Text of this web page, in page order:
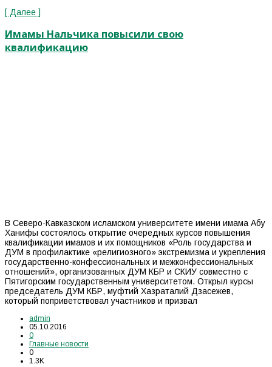
[ Далее ]
Имамы Нальчика повысили свою
квалификацию
В Северо-Кавказском исламском университете имени имама Абу
Ханифы состоялось открытие очередных курсов повышения
квалификации имамов и их помощников «Роль государства и
ДУМ в профилактике «религиозного» экстремизма и укрепления
государственно-конфессиональных и межконфессиональных
отношений», организованных ДУМ КБР и СКИУ совместно с
Пятигорским государственным университетом. Открыл курсы
председатель ДУМ КБР, муфтий Хазраталий Дзасежев,
который поприветствовал участников и призвал
admin
05.10.2016
0
Главные новости
0
1.3K